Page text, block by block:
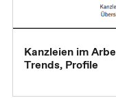
Kanzleien im
Trends, Profile